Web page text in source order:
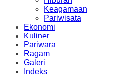
Keagamaan
Pariwisata
Ekonomi
Kuliner
Pariwara
Ragam
Galeri
Indeks